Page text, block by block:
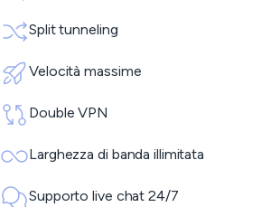
Split tunneling
Velocità massime
Double VPN
Larghezza di banda illimitata
Supporto live chat 24/7